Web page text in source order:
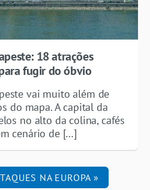
18 atrações
fugir do óbvio
vai muito além de
do mapa. A capital da
no alto da colina, cafés
cenário de […]
NA EUROPA »